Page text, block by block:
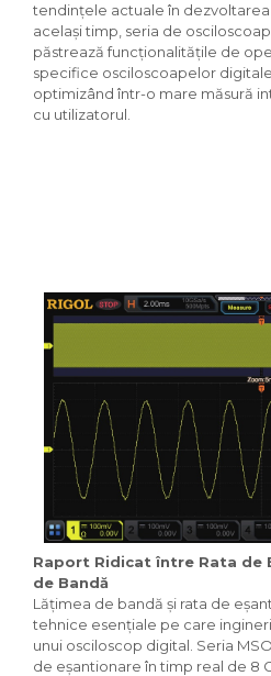
tendințele actuale în dezvoltarea
același timp, seria de
păstrează funcționalitățile de
specifice osciloscoapelor digitale
optimizând într-o mare măsură
cu utilizatorul.
Raport Ridicat între Rata de
de Bandă
Lățimea de bandă și rata de
tehnice esențiale pe care
unui osciloscop digital. Seria
de eșantionare în timp real de 8